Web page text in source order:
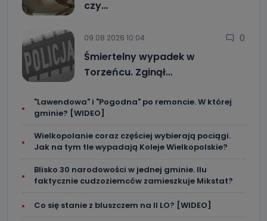
czy…
09.08.2026 10:04 0
Śmiertelny wypadek w
Torzeńcu. Zginął…
"Lawendowa" i "Pogodna" po remoncie. W której
gminie? [WIDEO]
Wielkopolanie coraz częściej wybierają pociągi.
Jak na tym tle wypadają Koleje Wielkopolskie?
Blisko 30 narodowości w jednej gminie. Ilu
faktycznie cudzoziemców zamieszkuje Mikstat?
Co się stanie z bluszczem na II LO? [WIDEO]